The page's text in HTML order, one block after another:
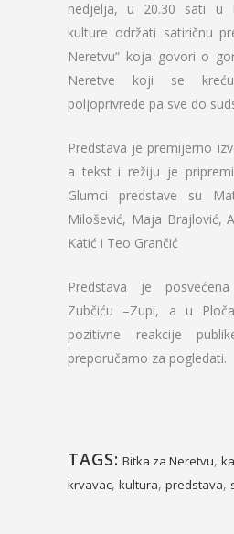
nedjelja, u 20.30 sati u
kulture održati satiričnu
Neretvu“ koja govori o
Neretve koji se
poljoprivrede pa sve do
Predstava je premijerno
a tekst i režiju je
Glumci predstave su
Milošević, Maja Brajlović,
Katić i Teo Grančić
Predstava je
Zubčiću –Zupi, a u
pozitivne reakcije
preporučamo za pogledati.
TAGS: Bitka za Neretvu,
krvavac, kultura, predstava,